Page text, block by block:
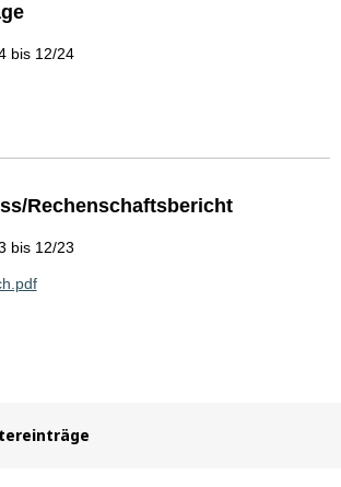
bis 12/24
Rechenschaftsbericht
bis 12/23